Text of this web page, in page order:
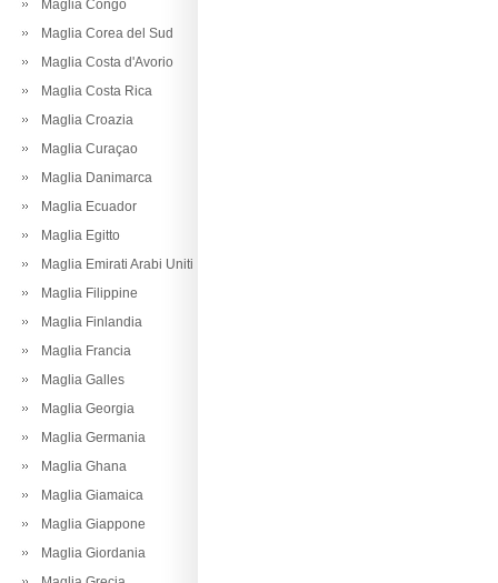
Maglia Congo
Maglia Corea del Sud
Maglia Costa d'Avorio
Maglia Costa Rica
Maglia Croazia
Maglia Curaçao
Maglia Danimarca
Maglia Ecuador
Maglia Egitto
Maglia Emirati Arabi Uniti
Maglia Filippine
Maglia Finlandia
Maglia Francia
Maglia Galles
Maglia Georgia
Maglia Germania
Maglia Ghana
Maglia Giamaica
Maglia Giappone
Maglia Giordania